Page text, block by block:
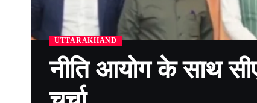
UTTARAKHAND
नीति आयोग के साथ